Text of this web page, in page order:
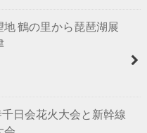
鶴の里から琵琶湖展
日会花火大会と新幹線